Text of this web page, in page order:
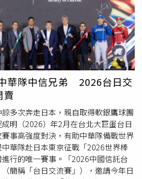
以16項提名創下入圍紀錄，最終收穫
劇本、最佳原創配樂與最佳攝影4項
Buckley，左）和麥可B喬丹
成為本屆奧斯卡影后和影帝。其中男
B. Jordan）更一舉封帝，擊退最
劇而聲譽受損的《橫衝直闖》男主
（Timothée Chalamet）。影后則由
的《哈姆奈特》（Hamnet）女主潔
）摘下。另一方面，《水底情
（Guillermo del Toro）的《科學怪
獲得最佳服裝設計、妝髮設計及美術
銳恐怖片導演札克克瑞格（Zach
中，飾演令人寒毛直豎的邪惡女巫的
）勇奪最佳女配角；挪威神導
Trier）的代表作《情感的價值》
體細節層層區隔，交出從影以來最瘋
作。《罪人》融合槍戰、驚悚與心理
感的觀影體驗，深受全球影迷與影評
同步推出IMAX與SCREENX版本，透
繞視野，讓觀眾宛如親臨大戰前線，
幻魅力。甫在英國電影學院獎橫掃多
熱門競爭者的《一戰再戰》，同樣強
瑪斯安德森執導，集結李奧納多狄卡
歐岱托羅三位影帝級卡司，交織出一
親情與革命信念的高張力故事。李奧
爸，為了守護女兒被迫重返戰場，與
對峙，為電影收穫13項奧斯卡提
神」布萊德彼特主演的《F1電影》，
起全球賽車熱潮。電影不僅奪下
入圍奧斯卡4項大獎；小布親自上
華隊中信兄弟 2026台日交
賣
多次奔走日本，親自取得軟銀鷹球團
明（2026）年2月在台北大巨蛋台日
事高強度對決，有助中華隊備戰世界
華隊赴日本東京征戰「2026世界棒
行的唯一賽事。「2026中國信託台
簡稱「台日交流賽」），邀請今年日